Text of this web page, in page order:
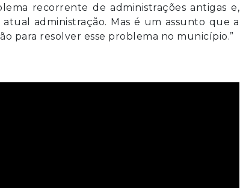
recorrente de administrações antigas e,
administração. Mas é um assunto que a
para resolver esse problema no município.”